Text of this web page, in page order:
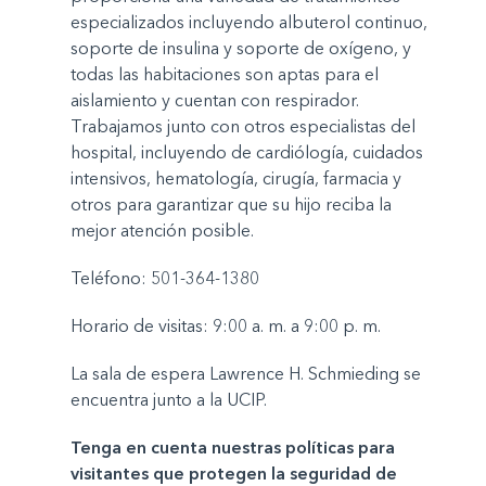
especializados incluyendo albuterol continuo,
soporte de insulina y soporte de oxígeno, y
todas las habitaciones son aptas para el
aislamiento y cuentan con respirador.
Trabajamos junto con otros especialistas del
hospital, incluyendo de cardiólogía, cuidados
intensivos, hematología, cirugía, farmacia y
otros para garantizar que su hijo reciba la
mejor atención posible.
Teléfono: 501-364-1380
Horario de visitas: 9:00 a. m. a 9:00 p. m.
La sala de espera Lawrence H. Schmieding se
encuentra junto a la UCIP.
Tenga en cuenta nuestras políticas para
visitantes que protegen la seguridad de